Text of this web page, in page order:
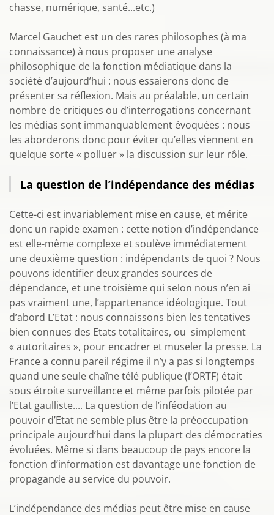
chasse, numérique, santé...etc.)
Marcel Gauchet est un des rares philosophes (à ma
connaissance) à nous proposer une analyse
philosophique de la fonction médiatique dans la
société d’aujourd’hui : nous essaierons donc de
présenter sa réflexion. Mais au préalable, un certain
nombre de critiques ou d’interrogations concernant
les médias sont immanquablement évoquées : nous
les aborderons donc pour éviter qu’elles viennent en
quelque sorte « polluer » la discussion sur leur rôle.
La question de l’indépendance des médias
Cette-ci est invariablement mise en cause, et mérite
donc un rapide examen : cette notion d’indépendance
est elle-même complexe et soulève immédiatement
une deuxième question : indépendants de quoi ? Nous
pouvons identifier deux grandes sources de
dépendance, et une troisième qui selon nous n’en ai
pas vraiment une, l’appartenance idéologique. Tout
d’abord L’Etat : nous connaissons bien les tentatives
bien connues des Etats totalitaires, ou simplement
« autoritaires », pour encadrer et museler la presse. La
France a connu pareil régime il n’y a pas si longtemps
quand une seule chaîne télé publique (l’ORTF) était
sous étroite surveillance et même parfois pilotée par
l’Etat gaulliste.... La question de l’inféodation au
pouvoir d’Etat ne semble plus être la préoccupation
principale aujourd’hui dans la plupart des démocraties
évoluées. Même si dans beaucoup de pays encore la
fonction d’information est davantage une fonction de
propagande au service du pouvoir.
L’indépendance des médias peut être mise en cause